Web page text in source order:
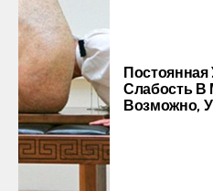
Постоянная
Слабость В
Возможно,